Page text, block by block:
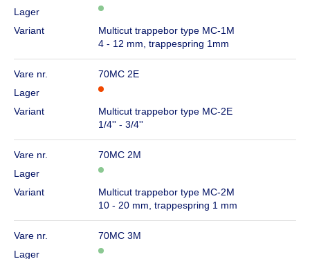
Lager
Variant
Multicut trappebor type MC-1M
4 - 12 mm, trappespring 1mm
Vare nr.
70MC 2E
Lager
Variant
Multicut trappebor type MC-2E
1/4'' - 3/4''
Vare nr.
70MC 2M
Lager
Variant
Multicut trappebor type MC-2M
10 - 20 mm, trappespring 1 mm
Vare nr.
70MC 3M
Lager